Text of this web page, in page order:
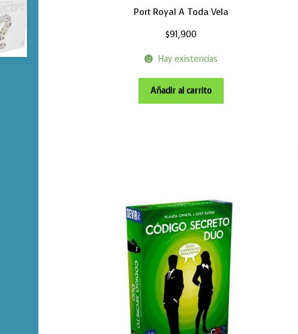
Port Royal A Toda Vela
$91,900
Hay existencias
Añadir al carrito